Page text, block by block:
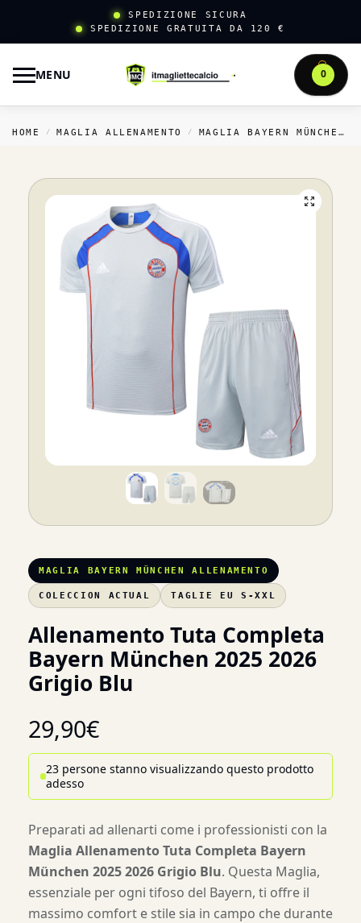
SPEDIZIONE SICURA
SPEDIZIONE GRATUITA DA 120 €
MENU 0
HOME / MAGLIA ALLENAMENTO / MAGLIA BAYERN MÜNCHEN ALLENAMENTO
MAGLIA BAYERN MÜNCHEN ALLENAMENTO
COLECCION ACTUAL TAGLIE EU S-XXL
Allenamento Tuta Completa
Bayern München 2025 2026
Grigio Blu
29,90€
23 persone stanno visualizzando questo prodotto
adesso
Preparati ad allenarti come i professionisti con la
Maglia Allenamento Tuta Completa Bayern
München 2025 2026 Grigio Blu. Questa Maglia,
essenziale per ogni tifoso del Bayern, ti offre il
massimo comfort e stile sia in campo che durante